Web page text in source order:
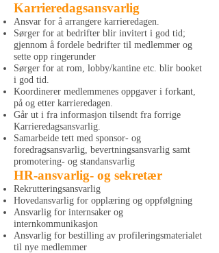
Karrieredagsansvarlig
Ansvar for å arrangere karrieredagen.
Sørger for at bedrifter blir invitert i god tid;
gjennom å fordele bedrifter til medlemmer og
sette opp ringerunder
Sørger for at rom, lobby/kantine etc. blir booket
i god tid.
Koordinerer medlemmenes oppgaver i forkant,
på og etter karrieredagen.
Går ut i fra informasjon tilsendt fra forrige
Karrieredagsansvarlig.
Samarbeide tett med sponsor- og
foredragsansvarlig, bevertningsansvarlig samt
promotering- og standansvarlig
HR-ansvarlig- og sekretær
Rekrutteringsansvarlig
Hovedansvarlig for opplæring og oppfølgning
Ansvarlig for internsaker og
internkommunikasjon
Ansvarlig for bestilling av profileringsmaterialet
til nye medlemmer